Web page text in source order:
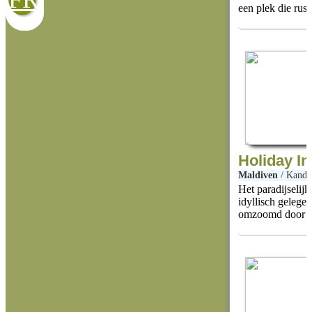
een plek die
Holiday
Maldiven/
Het
idyllisch
omzoomd door